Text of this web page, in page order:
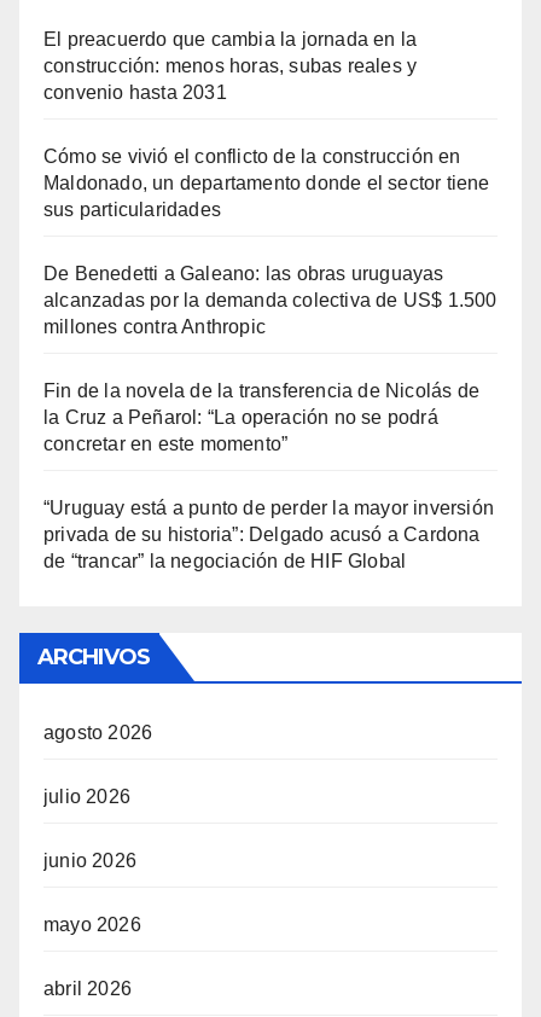
El preacuerdo que cambia la jornada en la
construcción: menos horas, subas reales y
convenio hasta 2031
Cómo se vivió el conflicto de la construcción en
Maldonado, un departamento donde el sector tiene
sus particularidades
De Benedetti a Galeano: las obras uruguayas
alcanzadas por la demanda colectiva de US$ 1.500
millones contra Anthropic
Fin de la novela de la transferencia de Nicolás de
la Cruz a Peñarol: “La operación no se podrá
concretar en este momento”
“Uruguay está a punto de perder la mayor inversión
privada de su historia”: Delgado acusó a Cardona
de “trancar” la negociación de HIF Global
ARCHIVOS
agosto 2026
julio 2026
junio 2026
mayo 2026
abril 2026